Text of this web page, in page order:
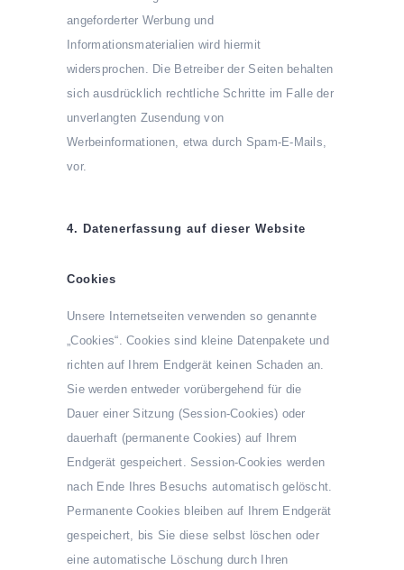
angeforderter Werbung und
Informationsmaterialien wird hiermit
widersprochen. Die Betreiber der Seiten behalten
sich ausdrücklich rechtliche Schritte im Falle der
unverlangten Zusendung von
Werbeinformationen, etwa durch Spam-E-Mails,
vor.
4. Datenerfassung auf dieser Website
Cookies
Unsere Internetseiten verwenden so genannte
„Cookies“. Cookies sind kleine Datenpakete und
richten auf Ihrem Endgerät keinen Schaden an.
Sie werden entweder vorübergehend für die
Dauer einer Sitzung (Session-Cookies) oder
dauerhaft (permanente Cookies) auf Ihrem
Endgerät gespeichert. Session-Cookies werden
nach Ende Ihres Besuchs automatisch gelöscht.
Permanente Cookies bleiben auf Ihrem Endgerät
gespeichert, bis Sie diese selbst löschen oder
eine automatische Löschung durch Ihren